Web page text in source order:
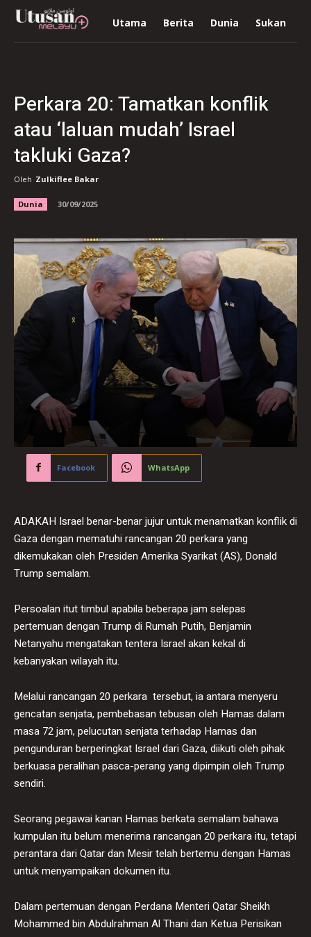
Utama Berita Dunia Sukan
Perkara 20: Tamatkan konflik
atau ‘laluan mudah’ Israel
takluki Gaza?
Oleh Zulkiflee Bakar
Dunia 30/09/2025
Facebook WhatsApp
ADAKAH Israel benar-benar jujur untuk menamatkan konflik di
Gaza dengan mematuhi rancangan 20 perkara yang
dikemukakan oleh Presiden Amerika Syarikat (AS), Donald
Trump semalam.
Persoalan itut timbul apabila beberapa jam selepas
pertemuan dengan Trump di Rumah Putih, Benjamin
Netanyahu mengatakan tentera Israel akan kekal di
kebanyakan wilayah itu.
Melalui rancangan 20 perkara tersebut, ia antara menyeru
gencatan senjata, pembebasan tebusan oleh Hamas dalam
masa 72 jam, pelucutan senjata terhadap Hamas dan
pengunduran berperingkat Israel dari Gaza, diikuti oleh pihak
berkuasa peralihan pasca-perang yang dipimpin oleh Trump
sendiri.
Seorang pegawai kanan Hamas berkata semalam bahawa
kumpulan itu belum menerima rancangan 20 perkara itu, tetapi
perantara dari Qatar dan Mesir telah bertemu dengan Hamas
untuk menyampaikan dokumen itu.
Dalam pertemuan dengan Perdana Menteri Qatar Sheikh
Mohammed bin Abdulrahman Al Thani dan Ketua Perisikan